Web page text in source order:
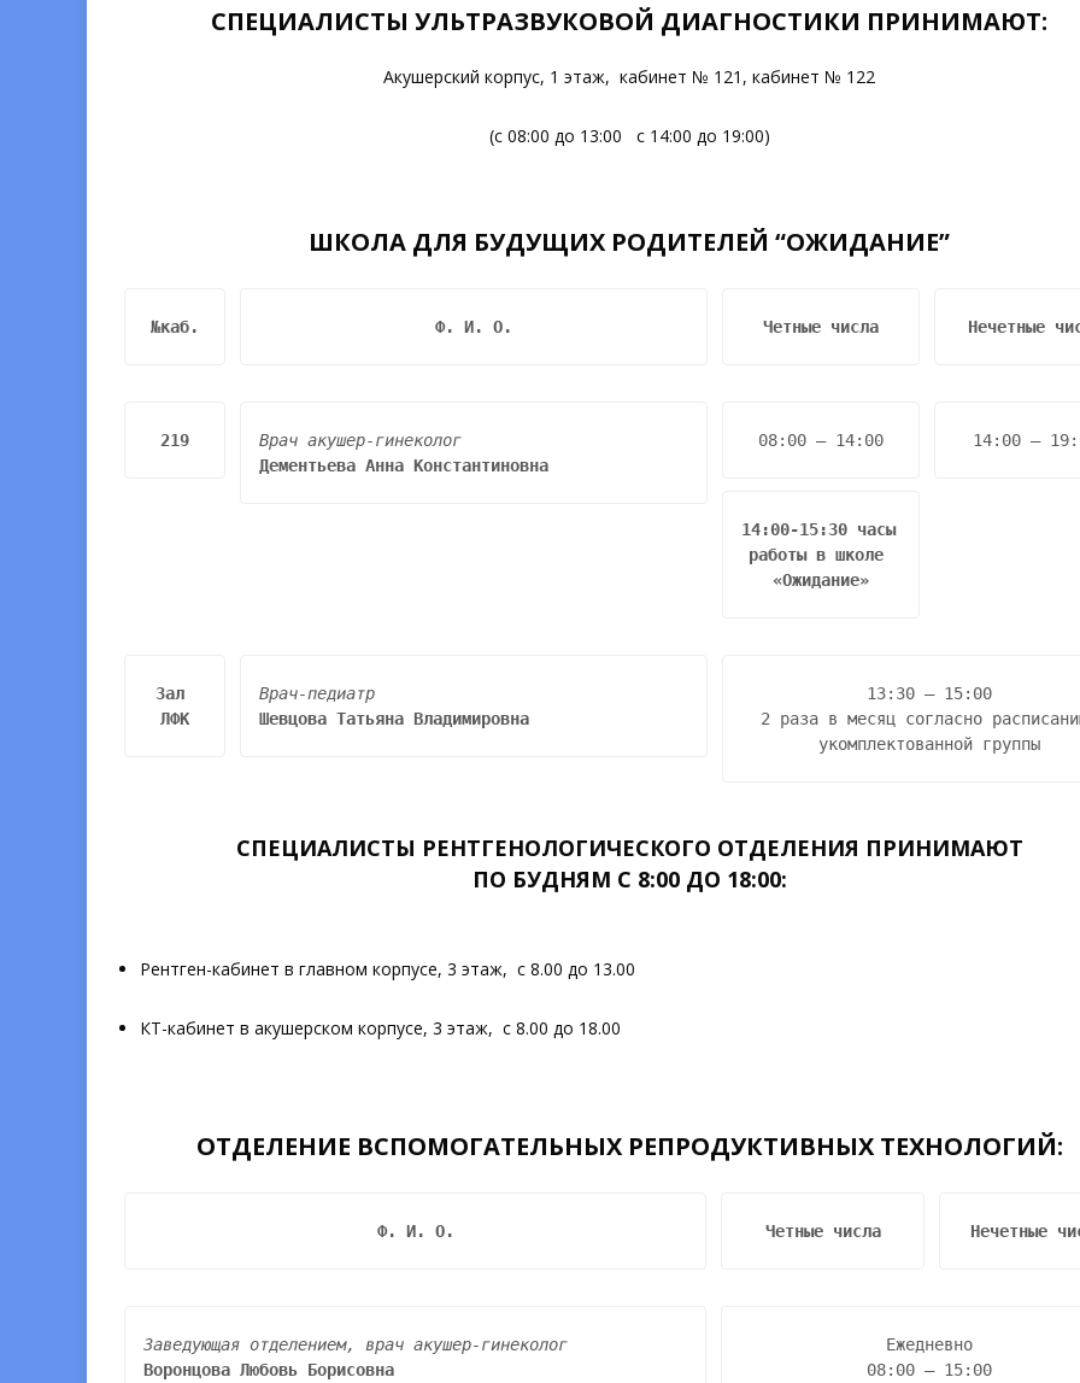
СПЕЦИАЛИСТЫ УЛЬТРАЗВУКОВОЙ ДИАГНОСТИКИ ПРИНИМАЮТ:
Акушерский корпус, 1 этаж, кабинет № 121, кабинет № 122
(с 08:00 до 13:00 с 14:00 до 19:00)
ШКОЛА ДЛЯ БУДУЩИХ РОДИТЕЛЕЙ “ОЖИДАНИЕ”
№каб. Ф. И. О. Четные числа Нечетные
219 Врач акушер-гинеколог
Дементьева Анна Константиновна
08:00 – 14:00
14:00-15:30 часы
работы в школе
«Ожидание»
14:00 –
Зал
ЛФК
Шевцова Татьяна Владимировна
13:30 – 15:00
2 раза в месяц согласно
укомплектованной группы
СПЕЦИАЛИСТЫ РЕНТГЕНОЛОГИЧЕСКОГО ОТДЕЛЕНИЯ ПРИНИМАЮТ
ПО БУДНЯМ С 8:00 ДО 18:00:
Рентген-кабинет в главном корпусе, 3 этаж, с 8.00 до 13.00
КТ-кабинет в акушерском корпусе, 3 этаж, с 8.00 до 18.00
ОТДЕЛЕНИЕ ВСПОМОГАТЕЛЬНЫХ РЕПРОДУКТИВНЫХ ТЕХНОЛОГИЙ:
Ф. И. О. Четные числа Нечетные
Заведующая отделением, врач акушер-гинеколог
Воронцова Любовь Борисовна
Ежедневно
08:00 – 15:00